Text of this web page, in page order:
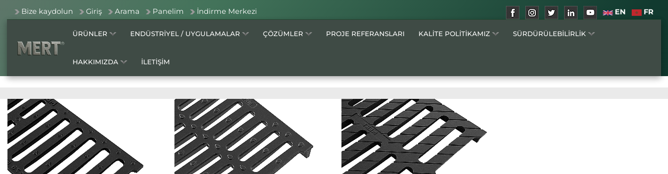
Bize kaydolun Giriş Arama Panelim İndirme Merkezi EN FR
ÜRÜNLER ENDÜSTRİYEL / UYGULAMALAR ÇÖZÜMLER PROJE REFERANSLARI KALİTE POLİTİKAMIZ SÜRDÜRÜLEBİLİRLİK
HAKKIMIZDA İLETİŞİM